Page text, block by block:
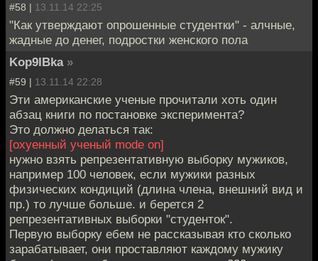
#58 | 13.11.14 22:25
"Как утверждают опрошенные студентки" - алчные,
жадные до денег, подростки женского пола
Kop9IBka »
#59 | 13.11.14 22:28
Эти американские ученые прочитали хоть один
абзац книги по постановке эксперимента?
Это должно делаться так:
[охуенный ученый mode on]
нужно взять репрезентативную выборку мужиков,
например 100 человек, если мужики разных
физических кондиций (длина члена, внешний вид и
пр.) то лучше больше. и берется 2
репрезентативных выборки "студенток".
Первую выборку ебем не рассказывая кто сколько
зарабатывает, они проставляют каждому мужику